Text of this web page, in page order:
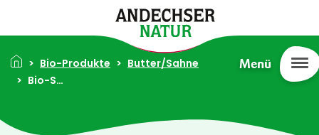
Menü
Pfadnavigation
Bio-Produkte
Butter/Sahne
Bio-Schmand 24% Fett 150g